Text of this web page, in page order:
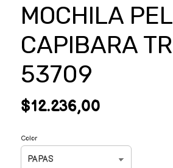
MOCHILA
CAPIBARA
53709
$12.236,00
Color